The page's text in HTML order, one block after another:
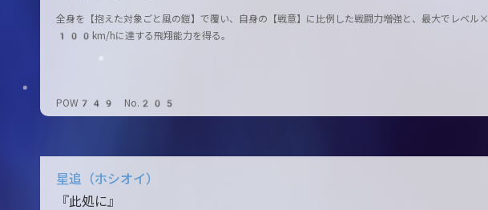
全身を【抱えた対象ごと風の鎧】で覆い、自身の【戦意】に比例した戦闘力増強と、最大でレベル×
100km/hに達する飛翔能力を得る。
POW749 No.205
星追（ホシオイ）
『此処に』